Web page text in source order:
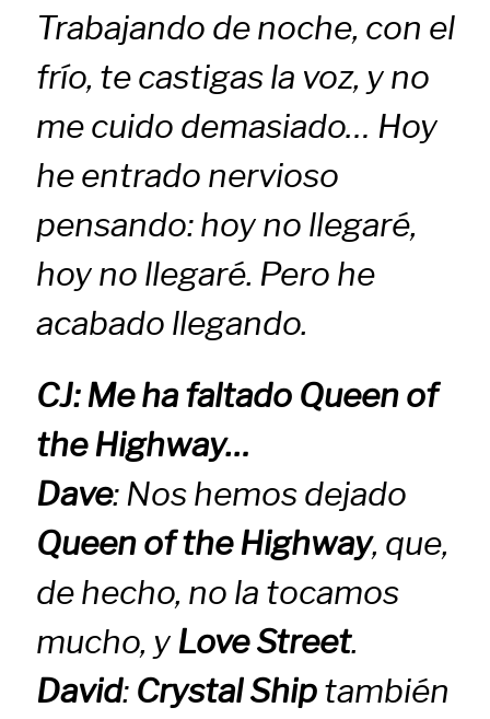
Trabajando de noche, con el
frío, te castigas la voz, y no
me cuido demasiado… Hoy
he entrado nervioso
pensando: hoy no llegaré,
hoy no llegaré. Pero he
acabado llegando.
CJ: Me ha faltado Queen of
the Highway…
Dave: Nos hemos dejado
Queen of the Highway, que,
de hecho, no la tocamos
mucho, y Love Street.
David: Crystal Shiptambién